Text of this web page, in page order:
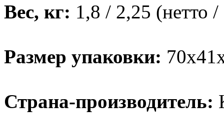
Вес, кг: 1,8 / 2,25 (нетто /
Размер упаковки:
Страна-производитель: